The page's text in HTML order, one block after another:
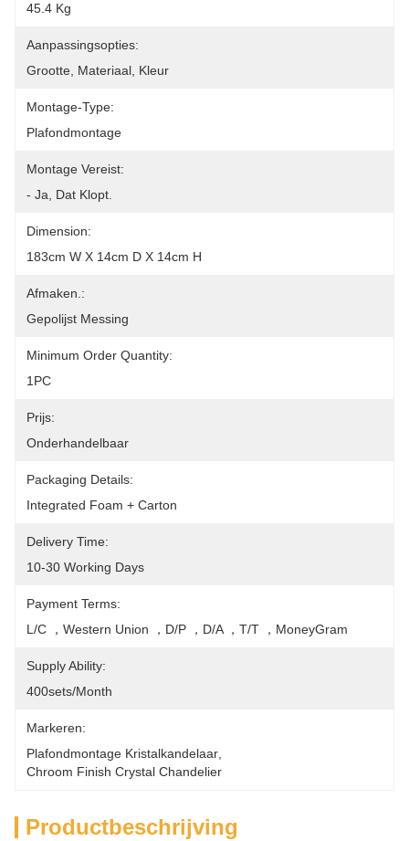
45.4 Kg
Aanpassingsopties:
Grootte, Materiaal, Kleur
Montage-Type:
Plafondmontage
Montage Vereist:
- Ja, Dat Klopt.
Dimension:
183cm W X 14cm D X 14cm H
Afmaken.:
Gepolijst Messing
Minimum Order Quantity:
1PC
Prijs:
Onderhandelbaar
Packaging Details:
Integrated Foam + Carton
Delivery Time:
10-30 Working Days
Payment Terms:
L/C ，Western Union ，D/P ，D/A ，T/T ，MoneyGram
Supply Ability:
400sets/month
Markeren:
Plafondmontage Kristalkandelaar
Chroom Finish Crystal Chandelier
Productbeschrijving